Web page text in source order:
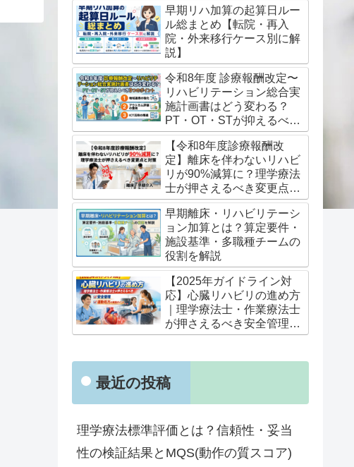
早期リハ加算の起算日ルー
ル総まとめ【転院・再入
院・外来移行ケース別に解
説】
令和8年度 診療報酬改定〜
リハビリテーション総合実
施計画書はどう変わる？
PT・OT・STが抑えるべき
3つのポイント
【令和8年度診療報酬改
定】離床を伴わないリハビ
リが90%減算に？理学療法
士が押さえるべき変更点と
対策
早期離床・リハビリテーシ
ョン加算とは？算定要件・
施設基準・多職種チームの
役割を解説
【2025年ガイドライン対
応】心臓リハビリの進め方
｜理学療法士・作業療法士
が押さえるべき安全管理と
運動処方の実践ポイント
最近の投稿
理学療法標準評価とは？信頼性・妥当
性の検証結果とMQS(動作の質スコア)